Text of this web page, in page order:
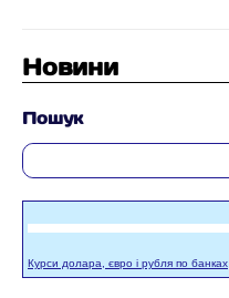
Новини
Пошук
Курси долара, євро і рубля по банках